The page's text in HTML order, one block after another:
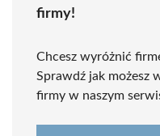
firmy!
Chcesz wyróżnić
Sprawdź jak możesz
firmy w naszym